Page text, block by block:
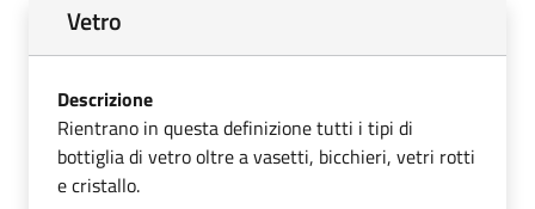
Vetro
Descrizione
Rientrano in questa definizione tutti i tipi di
bottiglia di vetro oltre a vasetti, bicchieri, vetri rotti
e cristallo.